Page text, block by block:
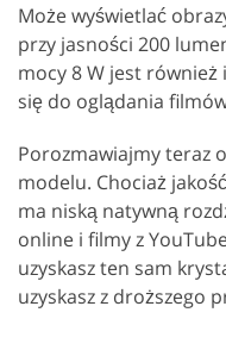
Może wyświetlać
przy jasności 200
mocy 8 W jest
się do oglądania
Porozmawiajmy teraz
modelu. Chociaż
ma niską natywną
online i filmy z
uzyskasz ten sam
uzyskasz z droższego